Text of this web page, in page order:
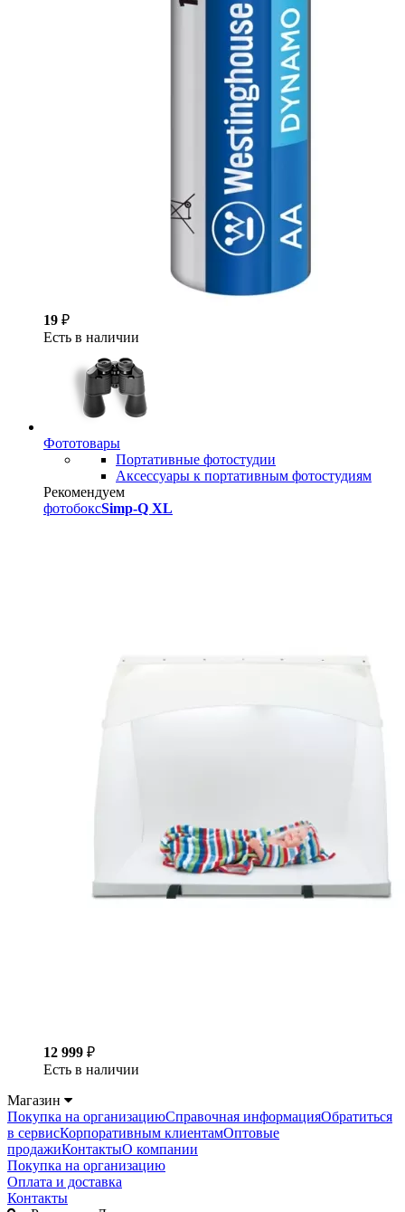
19 ₽
Есть в наличии
Фототовары
Портативные фотостудии
Аксессуары к портативным фотостудиям
Рекомендуем
фотобоксSimp-Q XL
12 999 ₽
Есть в наличии
Магазин
Покупка на организациюСправочная информацияОбратиться
в сервисКорпоративным клиентамОптовые
продажиКонтактыО компании
Покупка на организацию
Оплата и доставка
Контакты